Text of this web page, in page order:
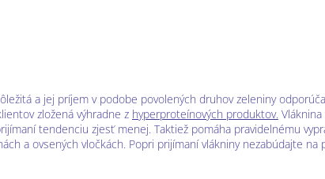
a jej príjem v podobe povolených druhov zeleniny
zložená výhradne z hyperproteínových produktov.
tendenciu zjesť menej. Taktiež pomáha pravidelnému
a ovsených vločkách. Popri prijímaní vlákniny nezabúdajte na